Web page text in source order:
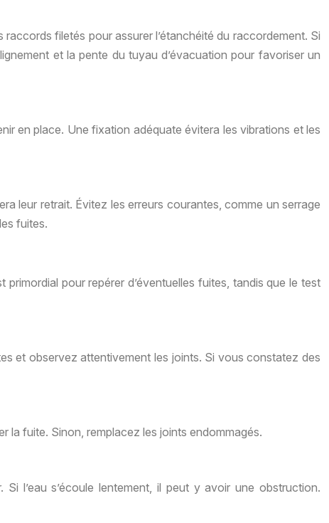
filetés pour assurer l’étanchéité du raccordement. Si
et la pente du tuyau d’évacuation pour favoriser un
en place. Une fixation adéquate évitera les vibrations et les
leur retrait. Évitez les erreurs courantes, comme un serrage
fuites.
pour repérer d’éventuelles fuites, tandis que le test
et observez attentivement les joints. Si vous constatez des
la fuite. Sinon, remplacez les joints endommagés.
l’eau s’écoule lentement, il peut y avoir une obstruction.